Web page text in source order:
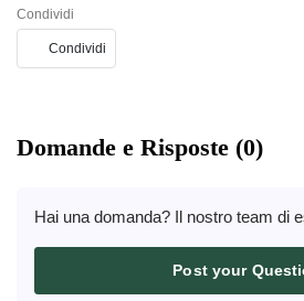
Condividi
Condividi
Domande e Risposte (0)
Hai una domanda? Il nostro team di
Post your